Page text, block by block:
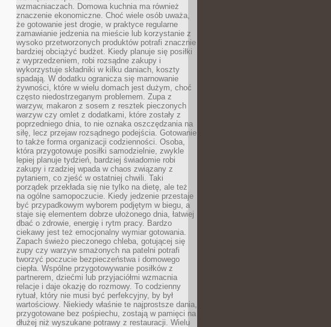
wzmacniaczach. Domowa kuchnia ma również
znaczenie ekonomiczne. Choć wiele osób uważa,
że gotowanie jest drogie, w praktyce regularne
zamawianie jedzenia na mieście lub korzystanie z
wysoko przetworzonych produktów potrafi znacznie
bardziej obciążyć budżet. Kiedy planuje się posiłki
z wyprzedzeniem, robi rozsądne zakupy i
wykorzystuje składniki w kilku daniach, koszty
spadają. W dodatku ogranicza się marnowanie
żywności, które w wielu domach jest dużym, choć
często niedostrzeganym problemem. Zupa z
warzyw, makaron z sosem z resztek pieczonych
warzyw czy omlet z dodatkami, które zostały z
poprzedniego dnia, to nie oznaka oszczędzania na
siłę, lecz przejaw rozsądnego podejścia. Gotowanie
to także forma organizacji codzienności. Osoba,
która przygotowuje posiłki samodzielnie, zwykle
lepiej planuje tydzień, bardziej świadomie robi
zakupy i rzadziej wpada w chaos związany z
pytaniem, co zjeść w ostatniej chwili. Taki
porządek przekłada się nie tylko na dietę, ale też
na ogólne samopoczucie. Kiedy jedzenie przestaje
być przypadkowym wyborem podjętym w biegu, a
staje się elementem dobrze ułożonego dnia, łatwiej
dbać o zdrowie, energię i rytm pracy. Bardzo
ciekawy jest też emocjonalny wymiar gotowania.
Zapach świeżo pieczonego chleba, gotującej się
zupy czy warzyw smażonych na patelni potrafi
tworzyć poczucie bezpieczeństwa i domowego
ciepła. Wspólne przygotowywanie posiłków z
partnerem, dziećmi lub przyjaciółmi wzmacnia
relacje i daje okazję do rozmowy. To codzienny
rytuał, który nie musi być perfekcyjny, by był
wartościowy. Niekiedy właśnie te najprostsze dania,
przygotowane bez pośpiechu, zostają w pamięci na
dłużej niż wyszukane potrawy z restauracji. Wielu